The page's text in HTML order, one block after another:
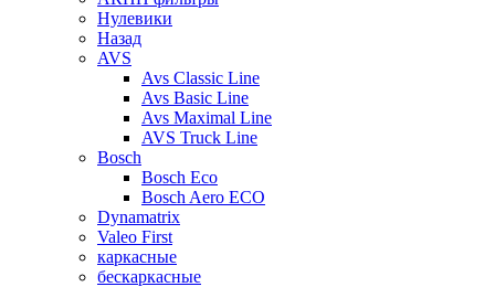
Нулевики
Назад
AVS
Avs Classic Line
Avs Basic Line
Avs Maximal Line
AVS Truck Line
Bosch
Bosch Eco
Bosch Aero ECO
Dynamatrix
Valeo First
каркасные
бескаркасные